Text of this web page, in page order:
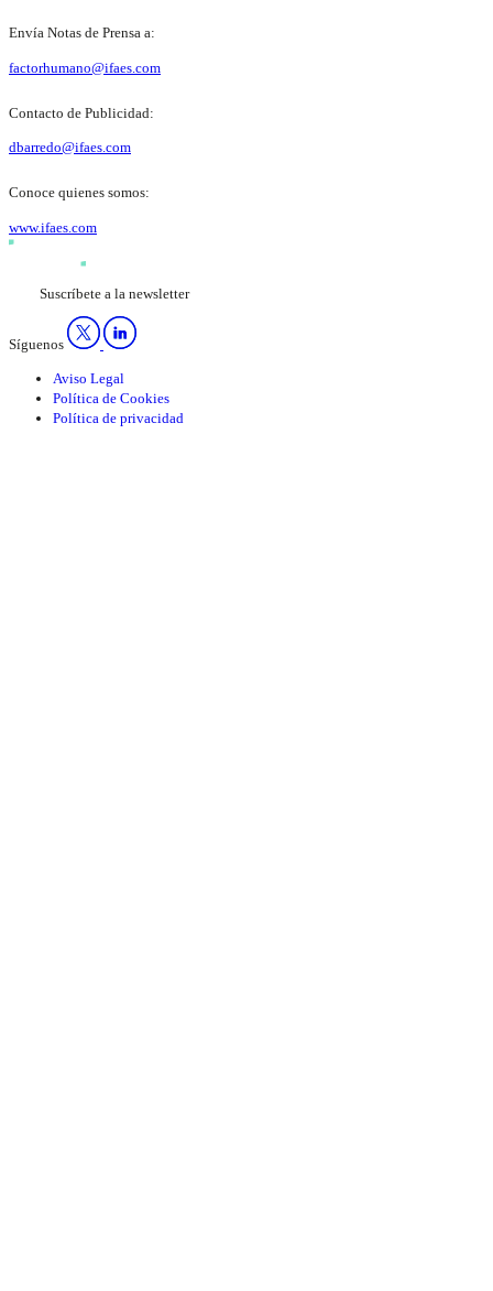
Envía Notas de Prensa a:
factorhumano@ifaes.com
Contacto de Publicidad:
dbarredo@ifaes.com
Conoce quienes somos:
www.ifaes.com
Suscríbete a la newsletter
Síguenos
Aviso Legal
Política de Cookies
Política de privacidad